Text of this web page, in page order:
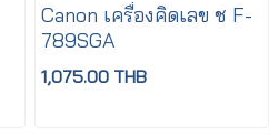
Canon เครื่องคิดเลข ช F-
789SGA
1,075.00 THB